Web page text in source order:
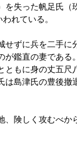
を失った帆足氏（
れている。
せずに兵を二手に
鑑直の妻である
もに身の丈五尺
は島津氏の豊後撤
、険しく攻むべか